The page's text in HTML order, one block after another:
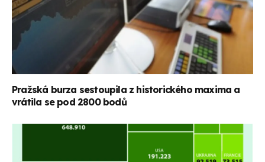
Pražská burza sestoupila z historického maxima a
vrátila se pod 2800 bodů